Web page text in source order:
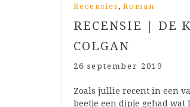
Recensies , Roman
RECENSIE | DE
COLGAN
26 september 2019
Zoals jullie recent in een
beetje een dipje gehad